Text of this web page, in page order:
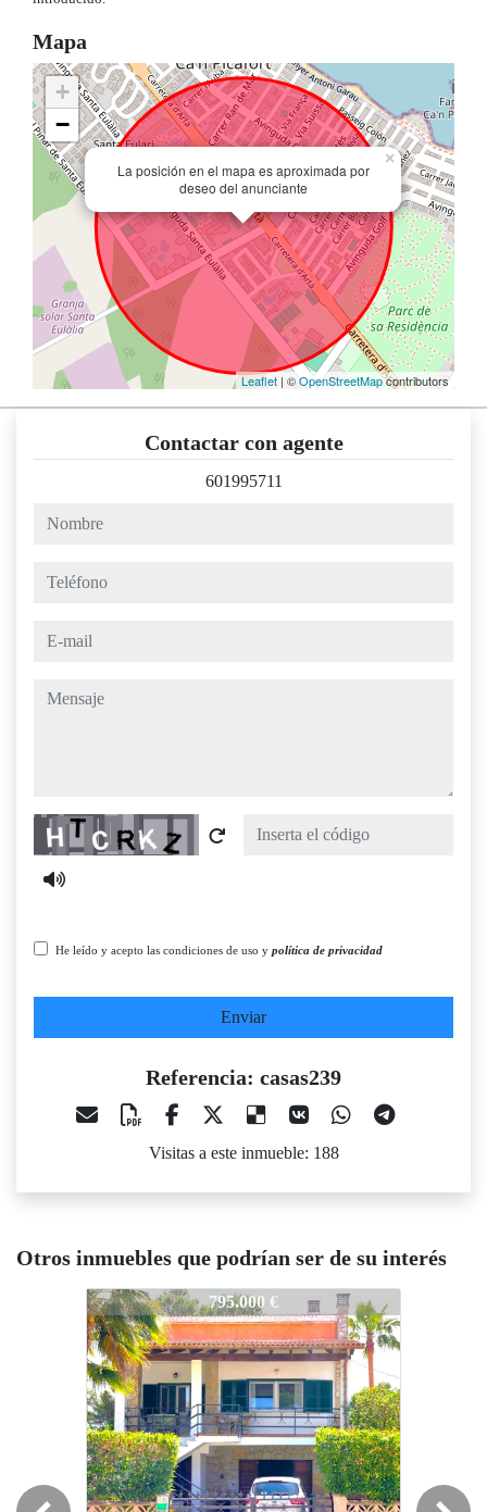
Mapa
La posición en el mapa es aproximada por
deseo del anunciante
×
+
−
Leaflet | ©OpenStreetMapcontributors
Contactar con agente
601995711
nombre
teléfono
e-mail
mensaje
Captcha
He leído y acepto las condiciones de uso y política de privacidad
Enviar
Referencia: casas239
Visitas a este inmueble: 188
Otros inmuebles que podrían ser de su interés
795.000 €
casas239 725.000 €